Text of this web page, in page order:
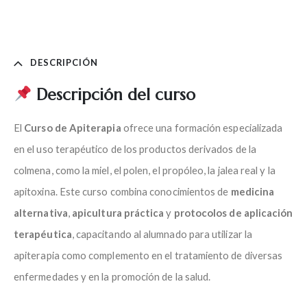
DESCRIPCIÓN
Descripción del curso
El Curso de Apiterapia ofrece una formación especializada
en el uso terapéutico de los productos derivados de la
colmena, como la miel, el polen, el propóleo, la jalea real y la
apitoxina. Este curso combina conocimientos de medicina
alternativa, apicultura práctica y protocolos de aplicación
terapéutica, capacitando al alumnado para utilizar la
apiterapia como complemento en el tratamiento de diversas
enfermedades y en la promoción de la salud.